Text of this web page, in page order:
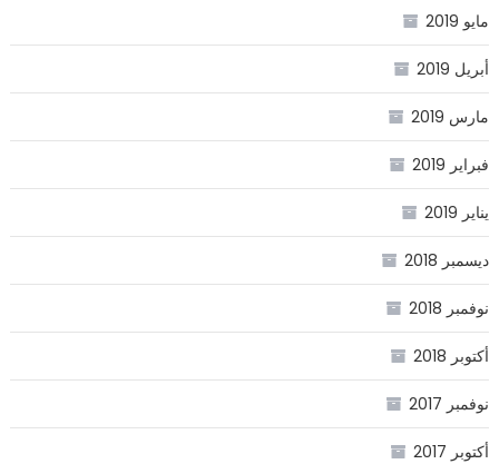
مايو 2019
أبريل 2019
مارس 2019
فبراير 2019
يناير 2019
ديسمبر 2018
نوفمبر 2018
أكتوبر 2018
نوفمبر 2017
أكتوبر 2017